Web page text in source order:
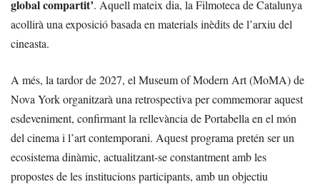
global compartit’. Aquell mateix dia, la Filmoteca de Catalunya
acollirà una exposició basada en materials inèdits de l’arxiu del
cineasta.
A més, la tardor de 2027, el Museum of Modern Art (MoMA) de
Nova York organitzarà una retrospectiva per commemorar aquest
esdeveniment, confirmant la rellevància de Portabella en el món
del cinema i l’art contemporani. Aquest programa pretén ser un
ecosistema dinàmic, actualitzant-se constantment amb les
propostes de les institucions participants, amb un objectiu